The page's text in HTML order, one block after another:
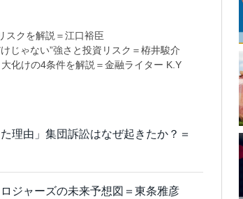
スクを解説＝江口裕臣
じゃない”強さと投資リスク＝栫井駿介
化けの4条件を解説＝金融ライター K.Y
理由」集団訴訟はなぜ起きたか？＝
ジャーズの未来予想図＝東条雅彦